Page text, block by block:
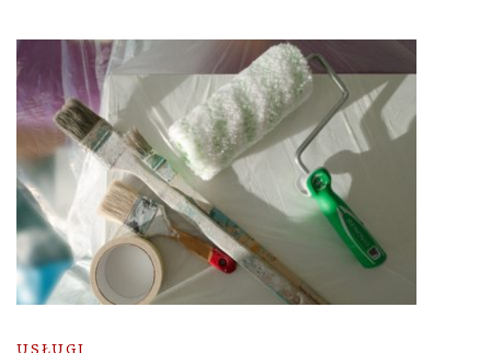
USŁUGI